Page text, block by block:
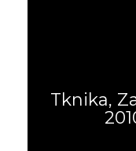
Tknika,